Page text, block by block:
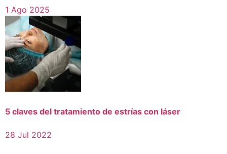
1 Ago 2025
5 claves del tratamiento de estrías con láser
28 Jul 2022